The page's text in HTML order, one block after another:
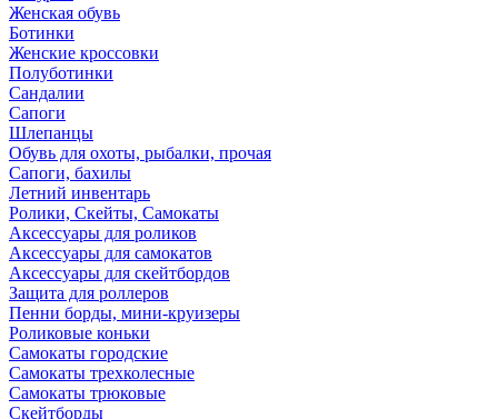
Женская обувь
Ботинки
Женские кроссовки
Полуботинки
Сандалии
Сапоги
Шлепанцы
Обувь для охоты, рыбалки, прочая
Сапоги, бахилы
Летний инвентарь
Ролики, Скейты, Самокаты
Аксессуары для роликов
Аксессуары для самокатов
Аксессуары для скейтбордов
Защита для роллеров
Пенни борды, мини-круизеры
Роликовые коньки
Самокаты городские
Самокаты трехколесные
Самокаты трюковые
Скейтборды